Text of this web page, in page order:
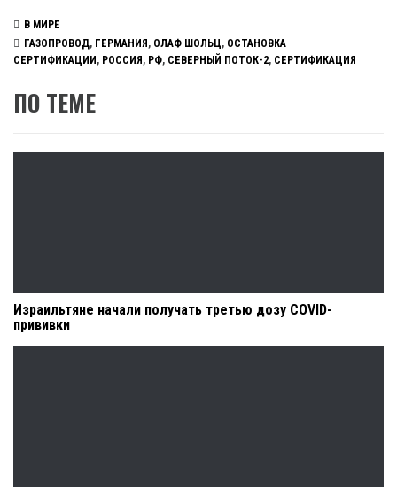
В МИРЕ
ГАЗОПРОВОД, ГЕРМАНИЯ , ОЛАФ ШОЛЬЦ, ОСТАНОВКА
СЕРТИФИКАЦИИ , РОССИЯ , РФ, СЕВЕРНЫЙ ПОТОК-2, СЕРТИФИКАЦИЯ
ПО ТЕМЕ
Израильтяне начали получать третью дозу COVID-
прививки